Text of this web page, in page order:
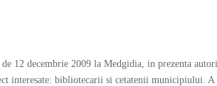
12 decembrie 2009 la Medgidia, in prezenta
interesate: bibliotecarii si cetatenii municipiului. A